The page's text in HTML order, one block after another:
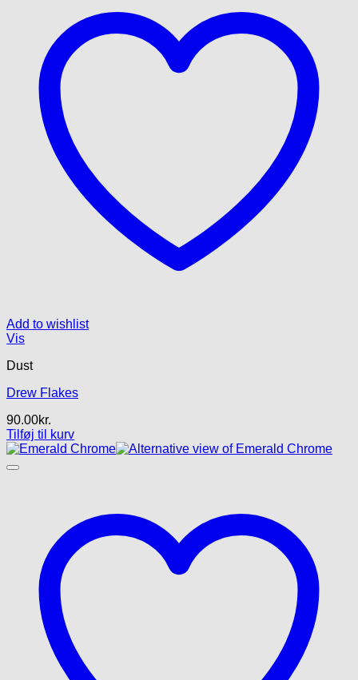
Add to wishlist
Vis
Dust
Drew Flakes
90.00kr.
Tilføj til kurv